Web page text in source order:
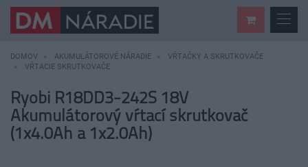
DOMOV AKUMULÁTOROVÉ NÁRADIE
VŔTAČKY A SKRUTKOVAČE
VŔTACIE SKRUTKOVAČE
Ryobi R18DD3-242S 18V
Akumulátorový vŕtací skrutkovač
(1x4.0Ah a 1x2.0Ah)